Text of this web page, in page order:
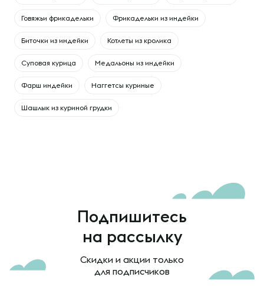
Говяжьи фрикадельки Фрикадельки из индейки
Биточки из индейки Котлеты из кролика
Суповая курица Медальоны из индейки
Фарш индейки Наггетсы куриные
Шашлык из куриной грудки
Подпишитесь
на рассылку
Скидки и акции только
для подписчиков